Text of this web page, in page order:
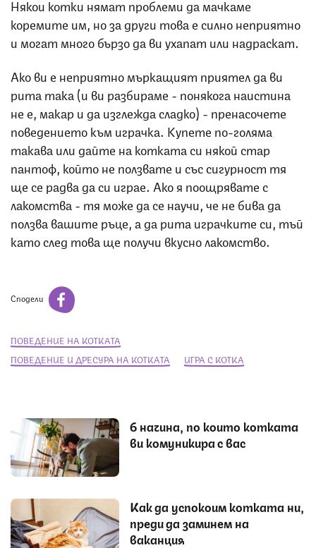
Някои котки нямат проблеми да мачкаме
коремите им, но за други това е силно неприятно
и могат много бързо да ви ухапат или надраскат.
Ако ви е неприятно мъркащият приятел да ви
рита така (и ви разбираме - понякога наистина
не е, макар и да изглежда сладко) - пренасочете
поведението към играчка. Купете по-голяма
такава или дайте на котката си някой стар
пантоф, който не ползвате и със сигурност тя
ще се радва да си играе. Ако я поощрявате с
лакомства - тя може да се научи, че не бива да
ползва вашите ръце, а да рита играчките си, тъй
като след това ще получи вкусно лакомство.
Сподели
ПОВЕДЕНИЕ НА КОТКАТА
ПОВЕДЕНИЕ И ДРЕСУРА НА КОТКАТА
ИГРА С КОТКА
6 начина, по които котката
ви комуникира с вас
Как да успокоим котката ни,
преди да заминем на
ваканция